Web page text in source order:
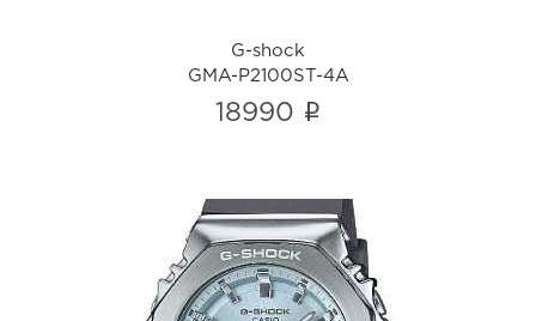
G-shock
GMA-P2100ST-4A
18990 i